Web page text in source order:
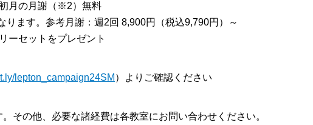
初月の月謝（※2）無料
。参考月謝：週2回 8,900円（税込9,790円）～
ーセットをプレゼント
lepton_campaign24SM ）よりご確認ください
その他、必要な諸経費は各教室にお問い合わせください。